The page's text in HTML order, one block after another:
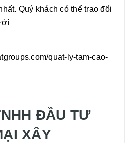
Quý khách có thể trao đổi
quat-ly-tam-cao-
ĐẦU TƯ
XÂY